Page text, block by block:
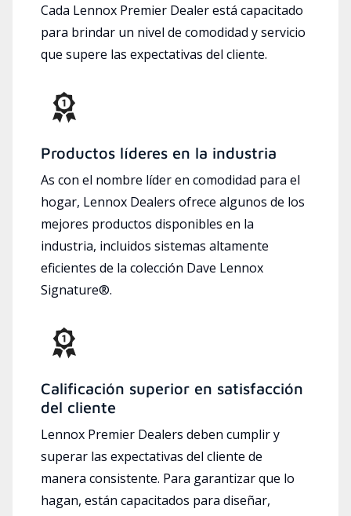
Cada Lennox Premier Dealer está capacitado
para brindar un nivel de comodidad y servicio
que supere las expectativas del cliente.
Productos líderes en la industria
As con el nombre líder en comodidad para el
hogar, Lennox Dealers ofrece algunos de los
mejores productos disponibles en la
industria, incluidos sistemas altamente
eficientes de la colección Dave Lennox
Signature®.
Calificación superior en satisfacción
del cliente
Lennox Premier Dealers deben cumplir y
superar las expectativas del cliente de
manera consistente. Para garantizar que lo
hagan, están capacitados para diseñar,